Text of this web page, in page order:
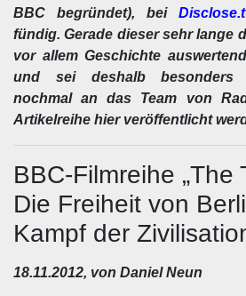
BBC begründet), bei
fündig. Gerade dieser sehr lange
vor allem Geschichte
und sei deshalb besonders
nochmal an das Team von
Artikelreihe hier veröffentlicht
BBC-Filmreihe „The
Die Freiheit von
Kampf der
18.11.2012, von Daniel Neun